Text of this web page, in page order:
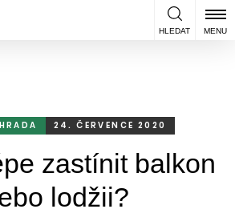
HLEDAT MENU
24. ČERVENCE 2020
zastínit balkon
lodžii?